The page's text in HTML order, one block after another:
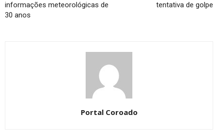
informações meteorológicas de
30 anos
tentativa de golpe
Portal Coroado